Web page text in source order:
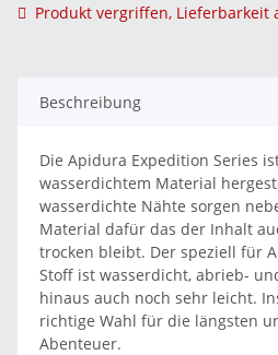
Produkt vergriffen, Lieferbarkeit
Beschreibung
Die Apidura Expedition Series
wasserdichtem Material
wasserdichte Nähte sorgen
Material dafür das der Inhalt
trocken bleibt. Der speziell für
Stoff ist wasserdicht, abrieb-
hinaus auch noch sehr leicht.
richtige Wahl für die längsten
Abenteuer.